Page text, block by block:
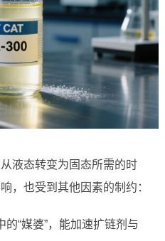
液态转变为固态所需的时
，也受到其他因素的制约：
“媒婆”，能加速扩链剂与